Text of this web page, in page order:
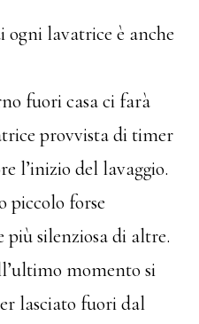
ogni lavatrice è anche
fuori casa ci farà
provvista di timer
l’inizio del lavaggio.
piccolo forse
silenziosa di altre.
momento si
lasciato fuori dal